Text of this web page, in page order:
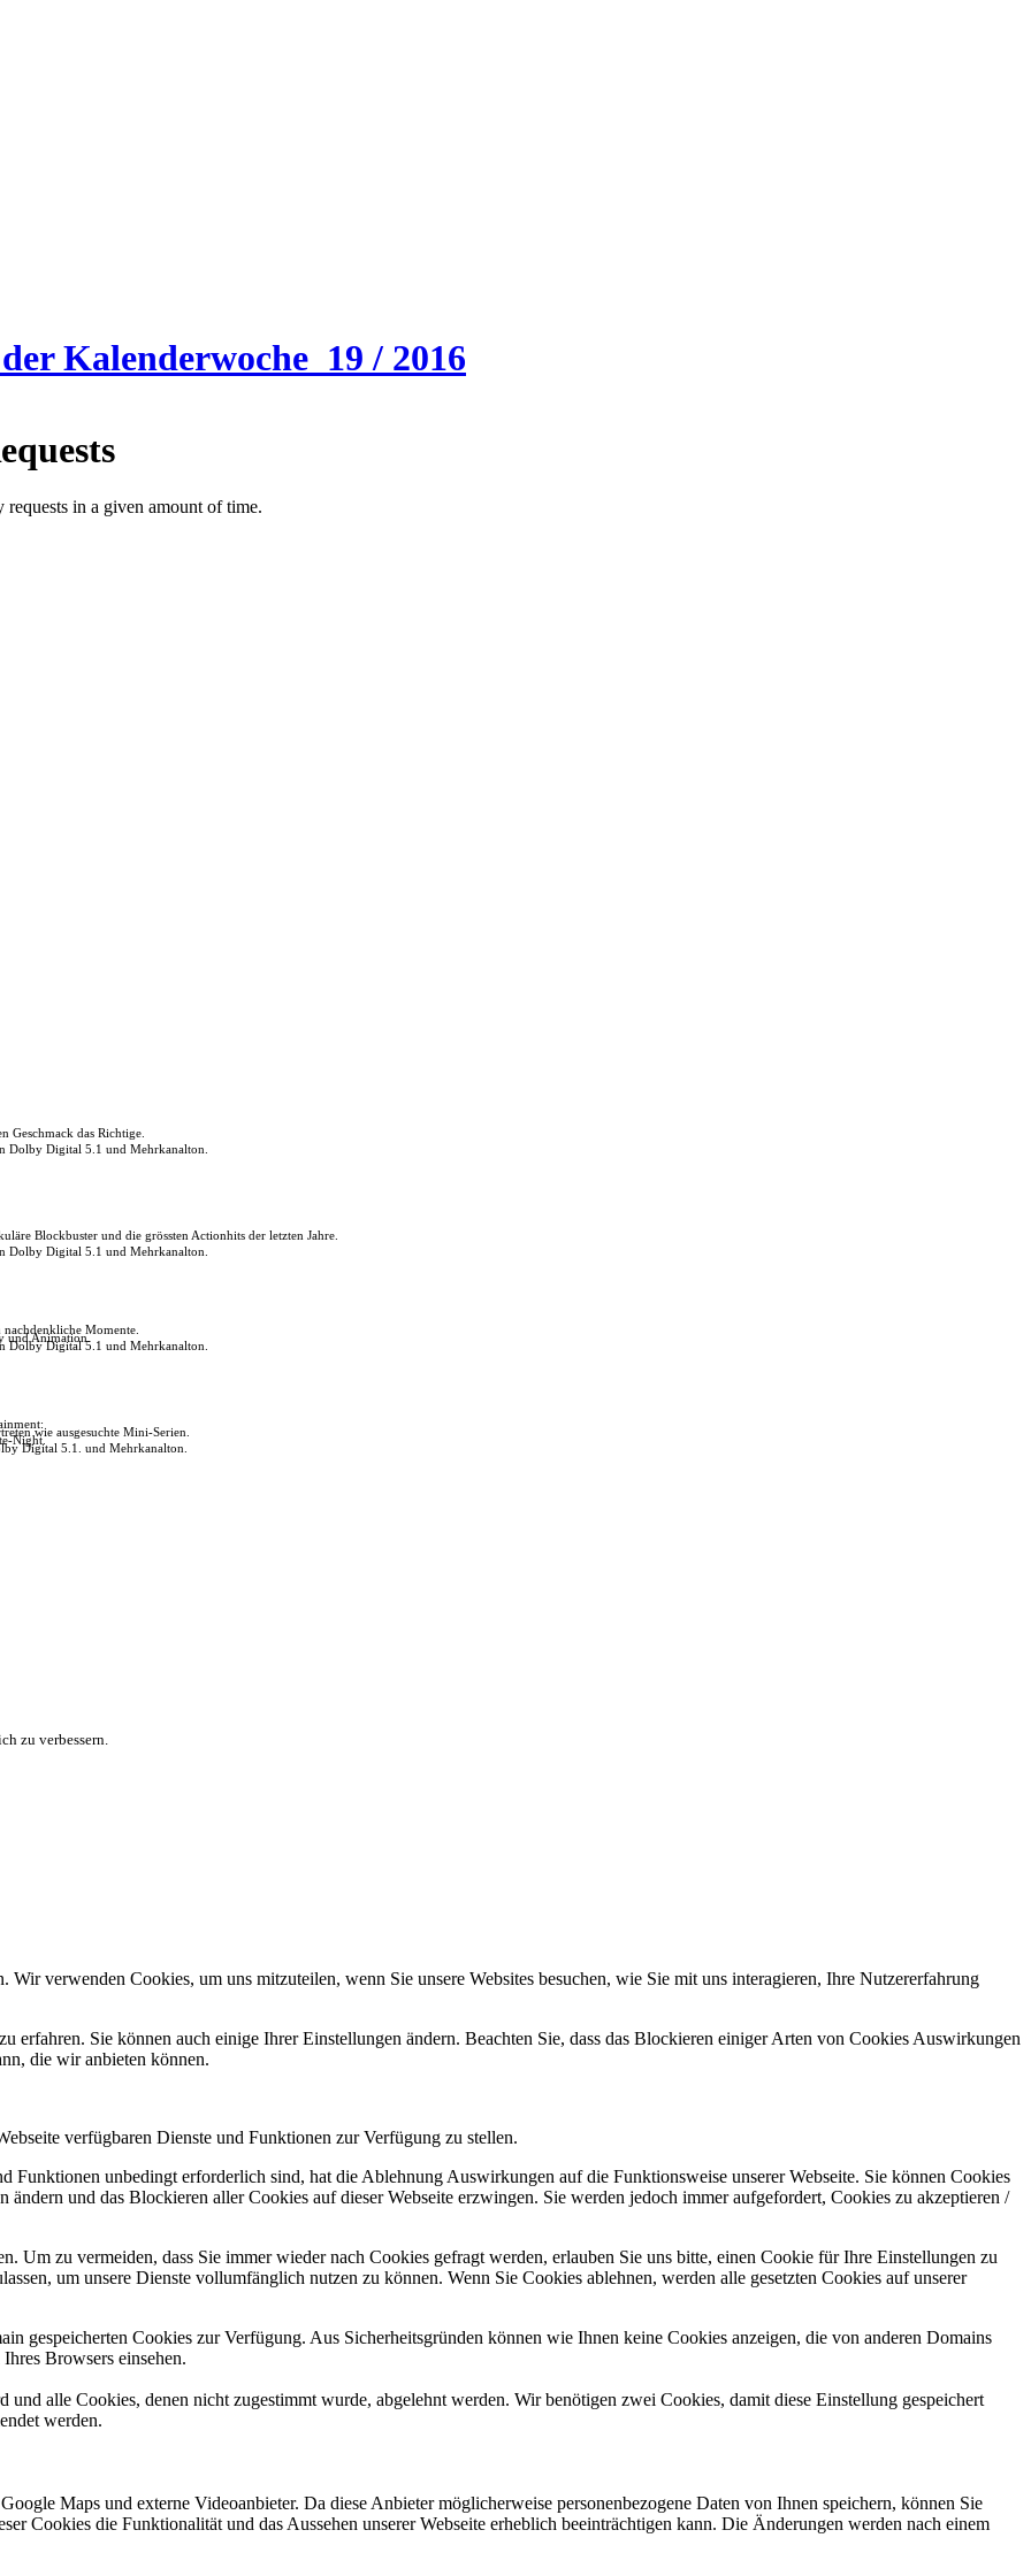
Kalenderwoche 19 / 2016
Geschmack das Richtige.
Dolby Digital 5.1 und Mehrkanalton.
Blockbuster und die grössten Actionhits der letzten Jahre.
Dolby Digital 5.1 und Mehrkanalton.
Momente.
und Animation.
Dolby Digital 5.1 und Mehrkanalton.
wie ausgesuchte Mini-Serien.
Night.
Digital 5.1. und Mehrkanalton.
zu verbessern.
verwenden Cookies, um uns mitzuteilen, wenn Sie unsere Websites besuchen, wie Sie mit uns interagieren, Ihre Nutzererfahrung
erfahren. Sie können auch einige Ihrer Einstellungen ändern. Beachten Sie, dass das Blockieren einiger Arten von Cookies Auswirkungen
die wir anbieten können.
verfügbaren Dienste und Funktionen zur Verfügung zu stellen.
Funktionen unbedingt erforderlich sind, hat die Ablehnung Auswirkungen auf die Funktionsweise unserer Webseite. Sie können Cookies
und das Blockieren aller Cookies auf dieser Webseite erzwingen. Sie werden jedoch immer aufgefordert, Cookies zu akzeptieren /
Um zu vermeiden, dass Sie immer wieder nach Cookies gefragt werden, erlauben Sie uns bitte, einen Cookie für Ihre Einstellungen zu
um unsere Dienste vollumfänglich nutzen zu können. Wenn Sie Cookies ablehnen, werden alle gesetzten Cookies auf unserer
gespeicherten Cookies zur Verfügung. Aus Sicherheitsgründen können wie Ihnen keine Cookies anzeigen, die von anderen Domains
Browsers einsehen.
alle Cookies, denen nicht zugestimmt wurde, abgelehnt werden. Wir benötigen zwei Cookies, damit diese Einstellung gespeichert
werden.
Maps und externe Videoanbieter. Da diese Anbieter möglicherweise personenbezogene Daten von Ihnen speichern, können Sie
Cookies die Funktionalität und das Aussehen unserer Webseite erheblich beeinträchtigen kann. Die Änderungen werden nach einem